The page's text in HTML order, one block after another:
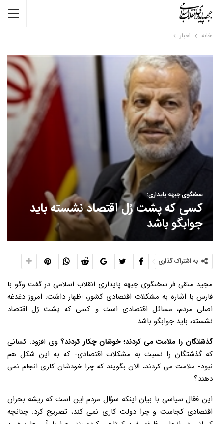
خانه اخبار
سخنگوی جبهه پایداری:
کسی که پشت رُل اقتصاد نشسته باید
جوابگو باشد
به اشتراک گذاری
مجید متقی فر سخنگوی جبهه پایداری انقلاب اسلامی در گفت وگو با
فارس با اشاره به مشکلات اقتصادی کشور، اظهار داشت: امروز دغدغه
اصلی مردم، مسائل اقتصادی است و کسی که پشت رُل اقتصاد
نشسته، باید جوابگو باشد.
گذشتگان را ملامت می کردند؛ خوشان چکار کردند؟وی افزود: کسانی
که گذشتگان را نسبت به مشکلات اقتصادی- که به این شکل هم
نبود- ملامت می کردند، الان بگویند که چرا خودشان کاری انجام نمی
دهند؟
این فعّال سیاسی با بیان اینکه سؤال مردم این است که ریشه بحران
اقتصادی کجاست و چرا دولت کاری نمی کند، تصریح کرد: چنانچه